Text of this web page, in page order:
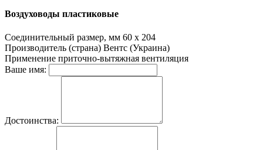
Воздуховоды пластиковые
Соединительный размер, мм 60 х 204
Производитель (страна) Вентс (Украина)
Применение приточно-вытяжная вентиляция
Ваше имя:
Достоинства: